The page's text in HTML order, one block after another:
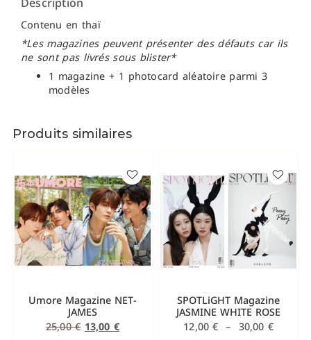
Contenu en thaï
*Les magazines peuvent présenter des défauts car ils
ne sont pas livrés sous blister*
1 magazine + 1 photocard aléatoire parmi 3
modèles
Produits similaires
Umore Magazine NET-
JAMES
25,00€ 13,00 €
SPOTLiGHT Magazine
JASMINE WHITE ROSE
12,00€ – 30,00 €